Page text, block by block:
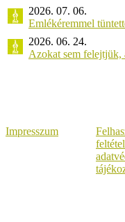
2026. 07. 06.
Emlékéremmel
2026. 06. 24.
Azokat sem felejtjük,
Impresszum